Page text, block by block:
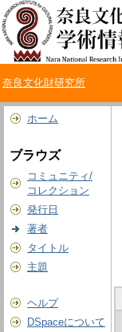
奈良文化財研究所
ホーム
ブラウズ
コミュニティ/
コレクション
発行日
著者
タイトル
主題
ヘルプ
DSpaceについて